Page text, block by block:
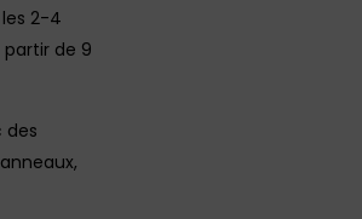
2-4
partir de 9
des